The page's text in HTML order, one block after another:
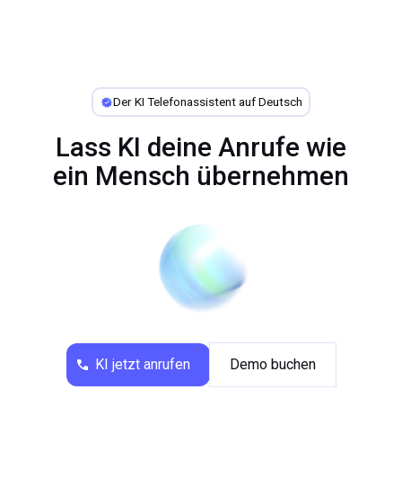
Der KI Telefonassistent auf Deutsch
Lass KI deine Anrufe wie
ein Mensch übernehmen
KI jetzt anrufen Demo buchen